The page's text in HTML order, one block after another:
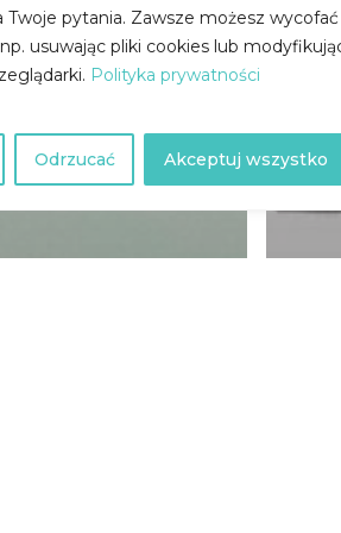
Twoje pytania. Zawsze możesz wycofać
usuwając pliki cookies lub
Polityka prywatności
Odrzucać Akceptuj wszystko